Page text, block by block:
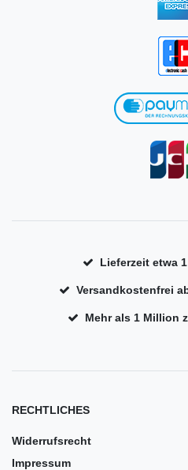
Lieferzeit etwa
Versandkostenfrei
Mehr als 1 Million
RECHTLICHES
Widerrufsrecht
Impressum